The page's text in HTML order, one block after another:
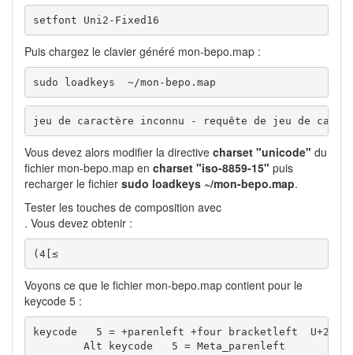
setfont Uni2-Fixed16
Puis chargez le clavier généré mon-bepo.map :
sudo loadkeys  ~/mon-bepo.map
jeu de caractère inconnu - requête de jeu de
Vous devez alors modifier la directive charset "unicode" du
fichier mon-bepo.map en charset "iso-8859-15" puis
recharger le fichier sudo loadkeys ~/mon-bepo.map.
Tester les touches de composition avec
. Vous devez obtenir :
(4[≤
Voyons ce que le fichier mon-bepo.map contient pour le
keycode 5 :
keycode   5 = +parenleft +four bracketleft  U+2264
        Alt keycode   5 = Meta_parenleft